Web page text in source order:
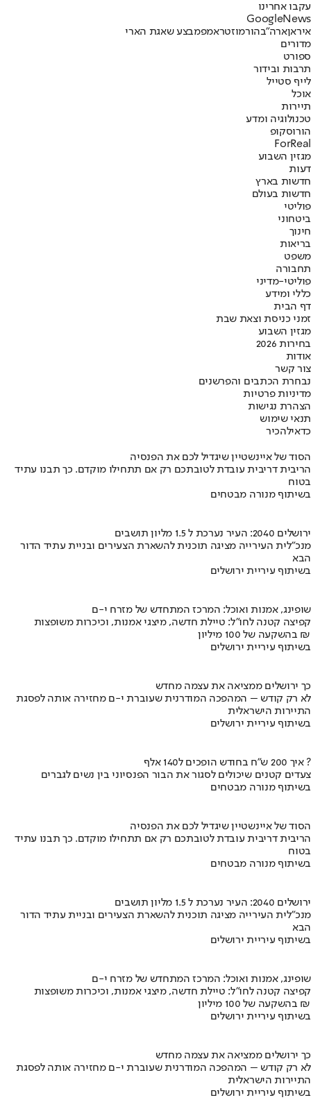
עקבו אחרינו
Googl eNews
איראןארה"בהורמוזטראמפמבצע שאגת הארי
מדורים
ספורט
תרבות ובידור
לייף סטייל
אוכל
תיירות
טכנולוגיה ומדע
הורוסקופ
ForReal
מגזין השבוע
דעות
חדשות בארץ
חדשות בעולם
פוליטי
ביטחוני
חינוך
בריאות
משפט
תחבורה
פוליטי-מדיני
כללי ומידע
דף הבית
זמני כניסת וצאת שבת
מגזין השבוע
בחירות 2026
אודות
צור קשר
נבחרת הכתבים והפרשנים
מדיניות פרטיות
הצהרת נגישות
תנאי שימוש
כדאילהכיר
הסוד של איינשטיין שיגדיל לכם את הפנסיה
הריבית דריבית עובדת לטובתכם רק אם תתחילו מוקדם. כך תבנו עתיד
בטוח
בשיתוף מנורה מבטחים
ירושלים 2040: העיר נערכת ל 1.5 מליון תושבים
מנכ"לית העירייה מציגה תוכנית להשארת הצעירים ובניית עתיד הדור
הבא
בשיתוף עיריית ירושלים
שופינג, אמנות ואוכל: המרכז המתחדש של מזרח י-ם
קפיצה קטנה לחו"ל: טיילת חדשה, מיצגי אמנות, וכיכרות משופצות
בהשקעה של 100 מיליון ₪
בשיתוף עיריית ירושלים
כך ירושלים ממציאה את עצמה מחדש
לא רק קודש – המהפכה המודרנית שעוברת י-ם מחזירה אותה לפסגת
התיירות הישראלית
בשיתוף עיריית ירושלים
איך 200 ש"ח בחודש הופכים ל140 אלף ?
צעדים קטנים שיכולים לסגור את הבור הפנסיוני בין נשים לגברים
בשיתוף מנורה מבטחים
הסוד של איינשטיין שיגדיל לכם את הפנסיה
הריבית דריבית עובדת לטובתכם רק אם תתחילו מוקדם. כך תבנו עתיד
בטוח
בשיתוף מנורה מבטחים
ירושלים 2040: העיר נערכת ל 1.5 מליון תושבים
מנכ"לית העירייה מציגה תוכנית להשארת הצעירים ובניית עתיד הדור
הבא
בשיתוף עיריית ירושלים
שופינג, אמנות ואוכל: המרכז המתחדש של מזרח י-ם
קפיצה קטנה לחו"ל: טיילת חדשה, מיצגי אמנות, וכיכרות משופצות
בהשקעה של 100 מיליון ₪
בשיתוף עיריית ירושלים
כך ירושלים ממציאה את עצמה מחדש
לא רק קודש – המהפכה המודרנית שעוברת י-ם מחזירה אותה לפסגת
התיירות הישראלית
בשיתוף עיריית ירושלים